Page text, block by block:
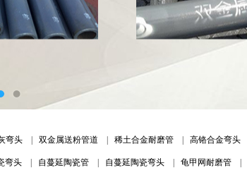
弯头 双金属送粉管道 稀土合金耐磨管 高铬合金弯头
弯头 自蔓延陶瓷管 自蔓延陶瓷弯头 龟甲网耐磨管